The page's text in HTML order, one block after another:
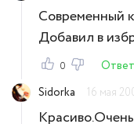
Современный
Добавил в
0
Sidorka
16 мая